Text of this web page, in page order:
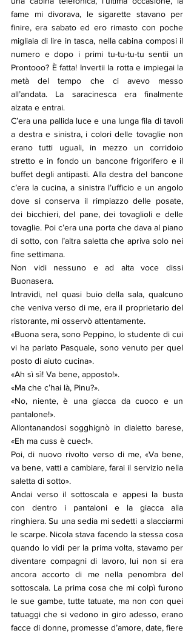
fame mi divorava, le sigarette stavano per
finire, era sabato ed ero rimasto con poche
migliaia di lire in tasca, nella cabina composi il
numero e dopo i primi tu-tu-tu-tu sentii un
Prontooo? È fatta! Invertii la rotta e impiegai la
metà del tempo che ci avevo messo
all’andata. La saracinesca era finalmente
alzata e entrai.
C’era una pallida luce e una lunga fila di tavoli
a destra e sinistra, i colori delle tovaglie non
erano tutti uguali, in mezzo un corridoio
stretto e in fondo un bancone frigorifero e il
buffet degli antipasti. Alla destra del bancone
c’era la cucina, a sinistra l’ufficio e un angolo
dove si conserva il rimpiazzo delle posate,
dei bicchieri, del pane, dei tovaglioli e delle
tovaglie. Poi c’era una porta che dava al piano
di sotto, con l’altra saletta che apriva solo nei
fine settimana.
Non vidi nessuno e ad alta voce dissi
Buonasera.
Intravidi, nel quasi buio della sala, qualcuno
che veniva verso di me, era il proprietario del
ristorante, mi osservò attentamente.
«Buona sera, sono Peppino, lo studente di cui
vi ha parlato Pasquale, sono venuto per quel
posto di aiuto cucina».
«Ah sì sì! Va bene, apposto!».
«Ma che c’hai là, Pinu?».
«No, niente, è una giacca da cuoco e un
pantalone!».
Allontanandosi sogghignò in dialetto barese,
«Eh ma cuss è cuec!».
Poi, di nuovo rivolto verso di me, «Va bene,
va bene, vatti a cambiare, farai il servizio nella
saletta di sotto».
Andai verso il sottoscala e appesi la busta
con dentro i pantaloni e la giacca alla
ringhiera. Su una sedia mi sedetti a slacciarmi
le scarpe. Nicola stava facendo la stessa cosa
quando lo vidi per la prima volta, stavamo per
diventare compagni di lavoro, lui non si era
ancora accorto di me nella penombra del
sottoscala. La prima cosa che mi colpì furono
le sue gambe, tutte tatuate, ma non con quei
tatuaggi che si vedono in giro adesso, erano
facce di donne, promesse d’amore, date, fiere